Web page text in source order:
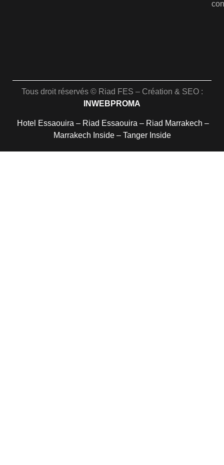
Tous droit réservés © Riad FES – Création & SEO :
INWEBPROMA
Hotel Essaouira – Riad Essaouira – Riad Marrakech –
Marrakech Inside– Tanger Inside